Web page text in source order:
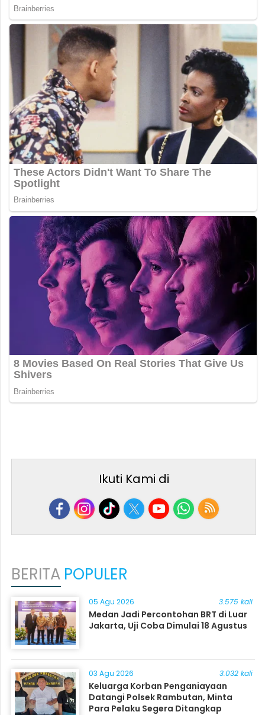
Ikuti Kami di
BERITA POPULER
05 Agu 2026 3.575 kali
Medan Jadi Percontohan BRT di Luar
Jakarta, Uji Coba Dimulai 18 Agustus
03 Agu 2026 3.032 kali
Keluarga Korban Penganiayaan
Datangi Polsek Rambutan, Minta
Para Pelaku Segera Ditangkap